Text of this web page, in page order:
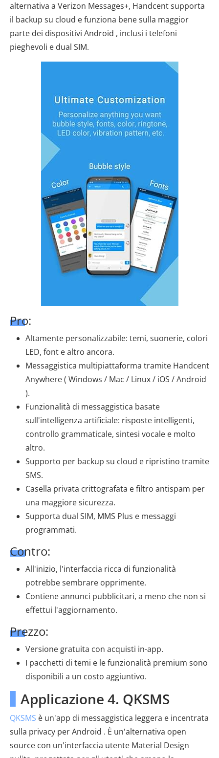
alternativa a Verizon Messages+, Handcent supporta
il backup su cloud e funziona bene sulla maggior
parte dei dispositivi Android , inclusi i telefoni
pieghevoli e dual SIM.
Pro:
Altamente personalizzabile: temi, suonerie, colori
LED, font e altro ancora.
Messaggistica multipiattaforma tramite Handcent
Anywhere ( Windows / Mac / Linux / iOS / Android
).
Funzionalità di messaggistica basate
sull'intelligenza artificiale: risposte intelligenti,
controllo grammaticale, sintesi vocale e molto
altro.
Supporto per backup su cloud e ripristino tramite
SMS.
Casella privata crittografata e filtro antispam per
una maggiore sicurezza.
Supporta dual SIM, MMS Plus e messaggi
programmati.
Contro:
All'inizio, l'interfaccia ricca di funzionalità
potrebbe sembrare opprimente.
Contiene annunci pubblicitari, a meno che non si
effettui l'aggiornamento.
Prezzo:
Versione gratuita con acquisti in-app.
I pacchetti di temi e le funzionalità premium sono
disponibili a un costo aggiuntivo.
Applicazione 4. QKSMS
QKSMS è un'app di messaggistica leggera e incentrata
sulla privacy per Android . È un'alternativa open
source con un'interfaccia utente Material Design